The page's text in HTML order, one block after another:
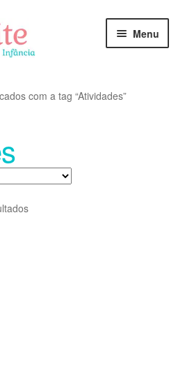
Menu
com a tag “Atividades”